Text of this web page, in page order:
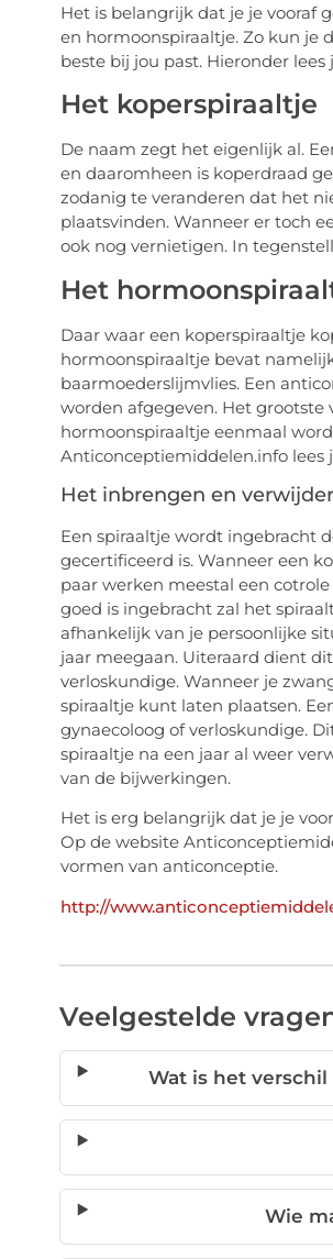
Het is belangrijk dat je je vooraf
en hormoonspiraaltje. Zo kun je
beste bij jou past. Hieronder
Het koperspiraaltje
De naam zegt het eigenlijk al.
en daaromheen is koperdraad
zodanig te veranderen dat het
plaatsvinden. Wanneer er toch
ook nog vernietigen. In
Het
Daar waar een koperspiraaltje
hormoonspiraaltje bevat
baarmoederslijmvlies. Een
worden afgegeven. Het
hormoonspiraaltje eenmaal
Anticonceptiemiddelen.info lees
Het inbrengen en
Een spiraaltje wordt ingebracht
gecertificeerd is. Wanneer een
paar werken meestal een
goed is ingebracht zal het
afhankelijk van je persoonlijke
jaar meegaan. Uiteraard dient
verloskundige. Wanneer je
spiraaltje kunt laten plaatsen.
gynaecoloog of verloskundige.
spiraaltje na een jaar al weer
van de bijwerkingen.
Het is erg belangrijk dat je je
Op de website
vormen van anticonceptie.
http://
Veelgestelde
Wat is het
Wie